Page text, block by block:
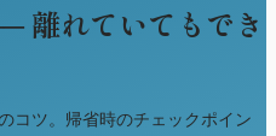
離れていてもでき
コツ。帰省時のチェックポイン